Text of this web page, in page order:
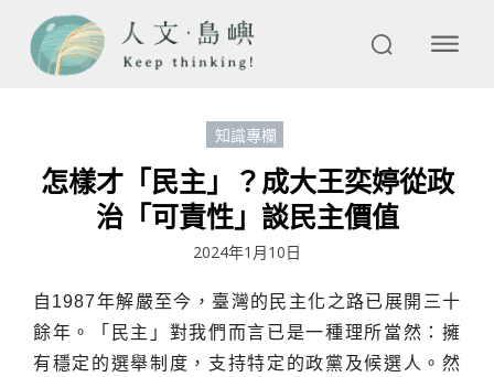
知識專欄
怎樣才「民主」？成大王奕婷從政
治「可責性」談民主價值
2024年1月10日
自1987年解嚴至今，臺灣的民主化之路已展開三十
餘年。「民主」對我們而言已是一種理所當然：擁
有穩定的選舉制度，支持特定的政黨及候選人。然